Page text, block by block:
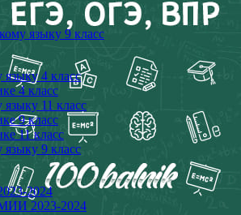
языку 9 класс
4 класс
4 класс
11 класс
9 класс
11 класс
9 класс
2024
2023-2024